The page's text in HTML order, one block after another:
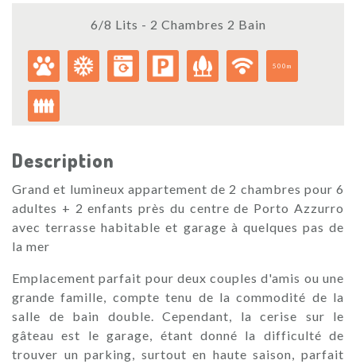
6/8 Lits - 2 Chambres 2 Bain
500m
Description
Grand et lumineux appartement de 2 chambres pour 6
adultes + 2 enfants près du centre de Porto Azzurro
avec terrasse habitable et garage à quelques pas de
la mer
Emplacement parfait pour deux couples d'amis ou une
grande famille, compte tenu de la commodité de la
salle de bain double. Cependant, la cerise sur le
gâteau est le garage, étant donné la difficulté de
trouver un parking, surtout en haute saison, parfait